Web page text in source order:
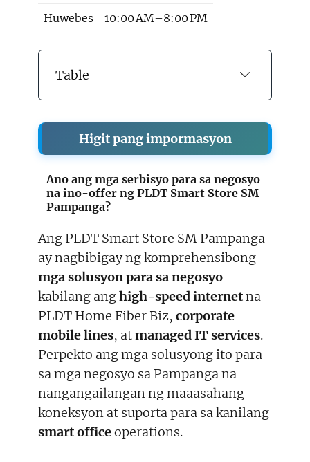
Huwebes 10:00 AM–8:00 PM
Table
Higit pang impormasyon
Ano ang mga serbisyo para sa negosyo
na ino-offer ng PLDT Smart Store SM
Pampanga?
Ang PLDT Smart Store SM Pampanga
ay nagbibigay ng komprehensibong
mga solusyon para sa negosyo
kabilang anghigh-speed internetna
PLDT Home Fiber Biz, corporate
mobile lines, atmanaged IT services.
Perpekto ang mga solusyong ito para
sa mga negosyo sa Pampanga na
nangangailangan ng maaasahang
koneksyon at suporta para sa kanilang
smart officeoperations.